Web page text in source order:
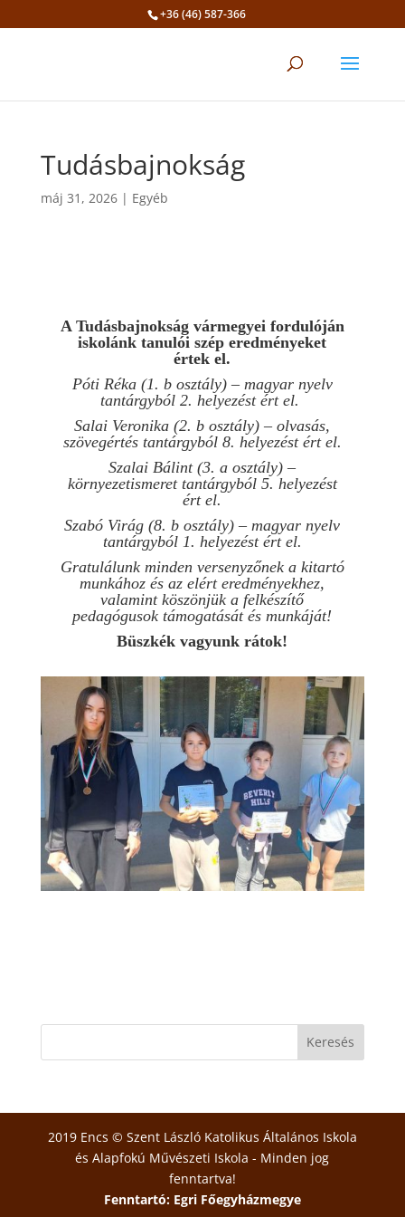
+36 (46) 587-366
Tudásbajnokság
máj 31, 2026| Egyéb
A Tudásbajnokság vármegyei fordulóján
iskolánk tanulói szép eredményeket
értek el.
Póti Réka (1. b osztály) – magyar nyelv
tantárgyból 2. helyezést ért el.
Salai Veronika (2. b osztály) – olvasás,
szövegértés tantárgyból 8. helyezést ért el.
Szalai Bálint (3. a osztály) –
környezetismeret tantárgyból 5. helyezést
ért el.
Szabó Virág (8. b osztály) – magyar nyelv
tantárgyból 1. helyezést ért el.
Gratulálunk minden versenyzőnek a kitartó
munkához és az elért eredményekhez,
valamint köszönjük a felkészítő
pedagógusok támogatását és munkáját!
Büszkék vagyunk rátok!
2019 Encs © Szent László Katolikus Általános Iskola
és Alapfokú Művészeti Iskola - Minden jog
fenntartva!
Fenntartó: Egri Főegyházmegye